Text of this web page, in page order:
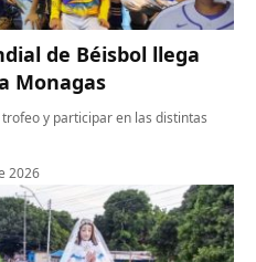
de Béisbol llega
Monagas
y participar en las distintas
2026